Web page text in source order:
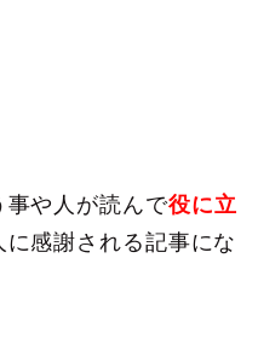
事や人が読んで役に立
感謝される記事にな